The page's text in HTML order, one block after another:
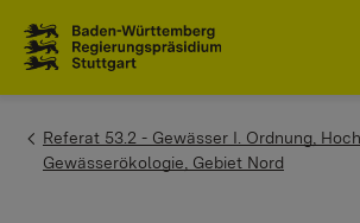
You are here:
Referat 53.2 - Gewässer I. Ordnung,
Gewässerökologie, Gebiet Nord